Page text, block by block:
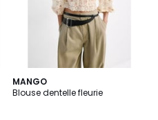
MANGO
Blouse dentelle fleurie